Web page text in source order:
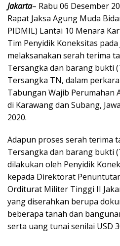
Jakarta– Rabu 06 Desember
Rapat Jaksa Agung Muda
PIDMIL) Lantai 10 Menara
Tim Penyidik Koneksitas
melaksanakan serah terima
Tersangka dan barang bukti
Tersangka TN, dalam
Tabungan Wajib Perumahan
di Karawang dan Subang,
2020.
Adapun proses serah terima
Tersangka dan barang bukti
dilakukan oleh Penyidik
kepada Direktorat
Orditurat Militer Tinggi II
yang diserahkan berupa
beberapa tanah dan
serta uang tunai senilai USD